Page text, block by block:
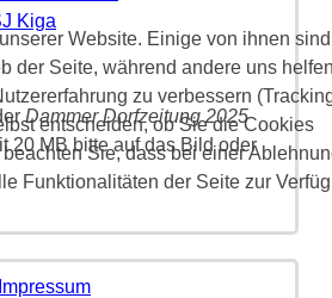
Dammer Dorfzeitung 2025
20 MB bitte auf das Bild oder
Website. Einige von ihnen sind
der Seite, während andere uns
zu verbessern
entscheiden, ob Sie die Cookies
Sie, dass bei einer
Funktionalitäten der Seite zur
Impressum